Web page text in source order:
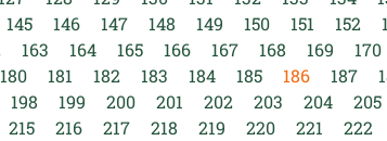
145 146 147 148 149 150 151 152
163 164 165 166 167 168 169 170
180 181 182 183 184 185 186 187
198 199 200 201 202 203 204 205
215 216 217 218 219 220 221 222